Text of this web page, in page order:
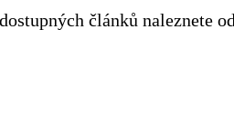
článků naleznete